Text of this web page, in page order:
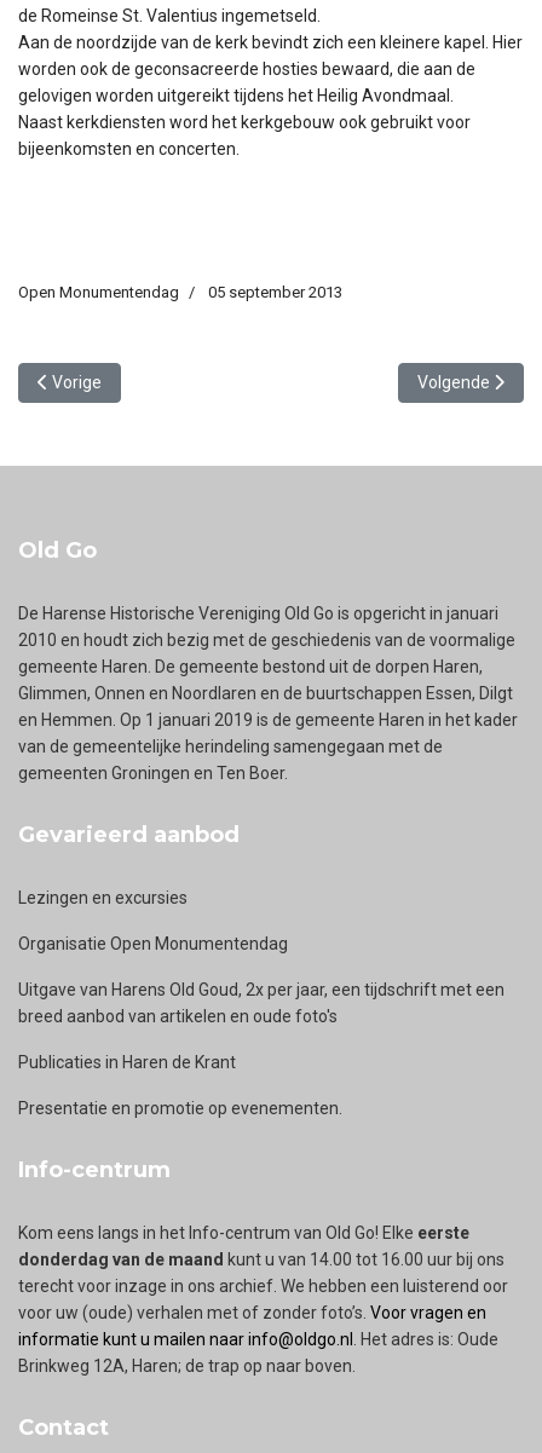
de Romeinse St. Valentius ingemetseld.
Aan de noordzijde van de kerk bevindt zich een kleinere kapel. Hier
worden ook de geconsacreerde hosties bewaard, die aan de
gelovigen worden uitgereikt tijdens het Heilig Avondmaal.
Naast kerkdiensten word het kerkgebouw ook gebruikt voor
bijeenkomsten en concerten.
Open Monumentendag 05 september 2013
Vorig artikel: Verslag Open Monumentendag 2013
Vorige Volgende
Volgende
Old Go
De Harense Historische Vereniging Old Go is opgericht in januari
2010 en houdt zich bezig met de geschiedenis van de voormalige
gemeente Haren. De gemeente bestond uit de dorpen Haren,
Glimmen, Onnen en Noordlaren en de buurtschappen Essen, Dilgt
en Hemmen. Op 1 januari 2019 is de gemeente Haren in het kader
van de gemeentelijke herindeling samengegaan met de
gemeenten Groningen en Ten Boer.
Gevarieerd aanbod
Lezingen en excursies
Organisatie Open Monumentendag
Uitgave van Harens Old Goud, 2x per jaar, een tijdschrift met een
breed aanbod van artikelen en oude foto's
Publicaties in Haren de Krant
Presentatie en promotie op evenementen.
Info-centrum
Kom eens langs in het Info-centrum van Old Go! Elke eerste
donderdag van de maand kunt u van 14.00 tot 16.00 uur bij ons
terecht voor inzage in ons archief. We hebben een luisterend oor
voor uw (oude) verhalen met of zonder foto’s. Voor vragen en
informatie kunt u mailen naar info@oldgo.nl
. Het adres is: Oude
Brinkweg 12A, Haren; de trap op naar boven.
Contact